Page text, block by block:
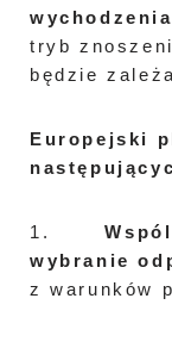
tryb
będzie
Europejski
1.
wybranie
z warunków